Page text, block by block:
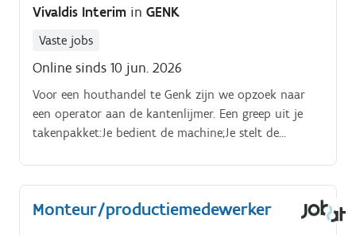
Vivaldis Interim in GENK
Vaste jobs
Online sinds 10 jun. 2026
Voor een houthandel te Genk zijn we opzoek naar
een operator aan de kantenlijmer. Een greep uit je
takenpakket:Je bedient de machine;Je stelt de
in de toekomst meerdere machines te bedienen;Etc.
Monteur/productiemedewerker